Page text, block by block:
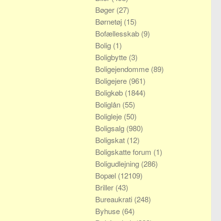
Bøger (27)
Børnetøj (15)
Bofællesskab (9)
Bolig (1)
Boligbytte (3)
Boligejendomme (89)
Boligejere (961)
Boligkøb (1844)
Boliglån (55)
Boligleje (50)
Boligsalg (980)
Boligskat (12)
Boligskatte forum (1)
Boligudlejning (286)
Bopæl (12109)
Briller (43)
Bureaukrati (248)
Byhuse (64)